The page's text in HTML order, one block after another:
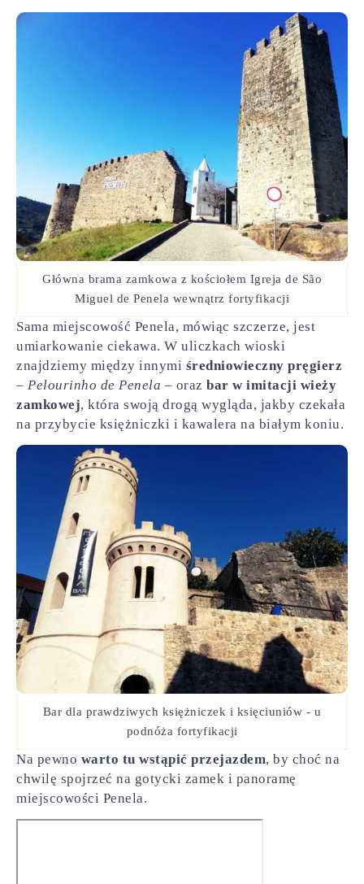
Główna brama zamkowa z kościołem Igreja de São
Miguel de Penela wewnątrz fortyfikacji
Sama miejscowość Penela, mówiąc szczerze, jest
umiarkowanie ciekawa. W uliczkach wioski
znajdziemy między innymi średniowieczny pręgierz
– Pelourinho de Penela – oraz bar w imitacji wieży
zamkowej, która swoją drogą wygląda, jakby czekała
na przybycie księżniczki i kawalera na białym koniu.
Bar dla prawdziwych księżniczek i księciuniów - u
podnóża fortyfikacji
Na pewno warto tu wstąpić przejazdem, by choć na
chwilę spojrzeć na gotycki zamek i panoramę
miejscowości Penela.